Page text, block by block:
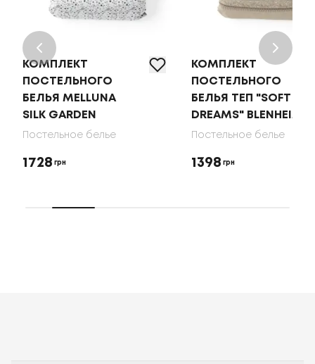
КОМПЛЕКТ
ПОСТЕЛЬНОГО
БЕЛЬЯ MELLUNA
SILK GARDEN
Постельное белье
1728 грн
КОМПЛЕКТ
ПОСТЕЛЬНОГО
БЕЛЬЯ ТЕП "SOFT
DREAMS" BLENHEIM
Постельное белье
1398 грн